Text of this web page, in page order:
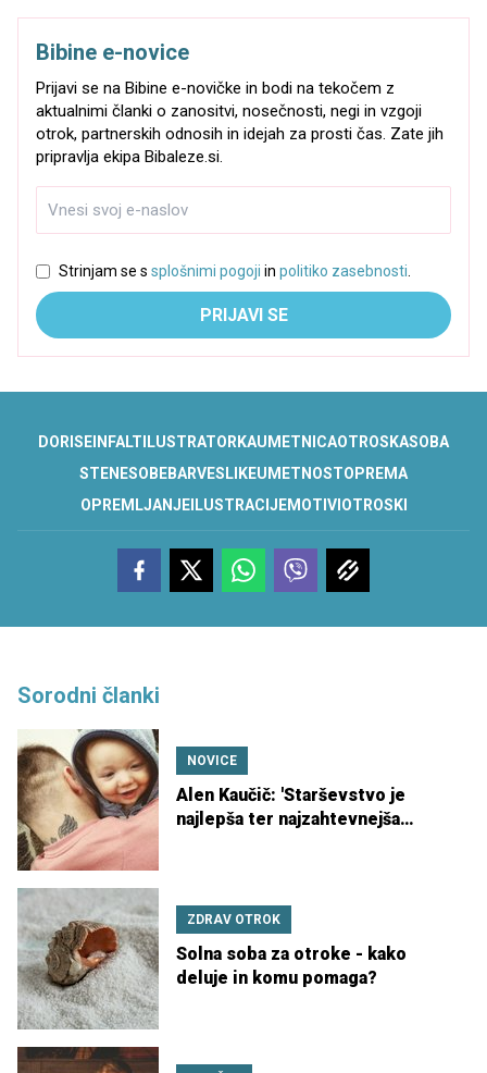
Bibine e-novice
Prijavi se na Bibine e-novičke in bodi na tekočem z
aktualnimi članki o zanositvi, nosečnosti, negi in vzgoji
otrok, partnerskih odnosih in idejah za prosti čas. Zate jih
pripravlja ekipa Bibaleze.si.
Strinjam se s splošnimi pogoji in politiko zasebnosti.
PRIJAVI SE
DORIS EINFALT ILUSTRATORKAUMETNICAOTROSKASOBA
STENESOBEBARVESLIKEUMETNOSTOPREMA
OPREMLJANJEILUSTRACIJEMOTIVI OTROSKI
Sorodni članki
NOVICE
Alen Kaučič: 'Starševstvo je
najlepša ter najzahtevnejša
ZDRAV OTROK
Solna soba za otroke - kako
deluje in komu pomaga?